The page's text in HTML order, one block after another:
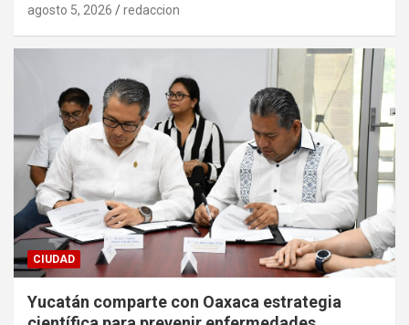
agosto 5, 2026 redaccion
CIUDAD
Yucatán comparte con Oaxaca estrategia